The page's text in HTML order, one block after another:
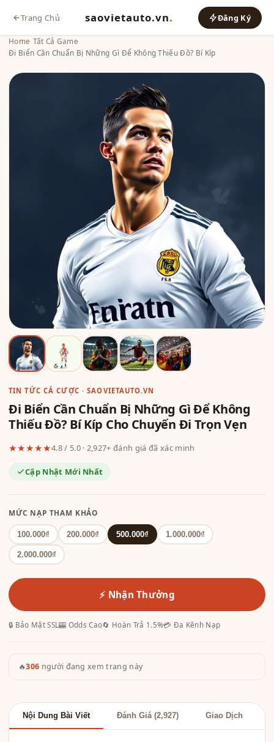
Trang Chủ saovietauto.vn. Đăng Ký
Home›Tất Cả Game›
Đi Biển Cần Chuẩn Bị Những Gì Để Không Thiếu Đồ? Bí Kíp
TIN TỨC CÁ CƯỢC · SAOVIETAUTO.VN
Đi Biển Cần Chuẩn Bị Những Gì Để Không
Thiếu Đồ? Bí Kíp Cho Chuyến Đi Trọn Vẹn
★★★★★4.8 / 5.0 · 2,927+ đánh giá đã xác minh
Cập Nhật Mới Nhất
MỨC NẠP THAM KHẢO
100.000₫ 200.000₫ 500.000₫ 1.000.000₫
2.000.000₫
⚡ Nhận Thưởng
🔒 Bảo Mật SSL🎰 Odds Cao🔄 Hoàn Trả 1.5%💳 Đa Kênh Nạp
🔥306 người đang xem trang này
Nội Dung Bài Viết Đánh Giá (2,927) Giao Dịch